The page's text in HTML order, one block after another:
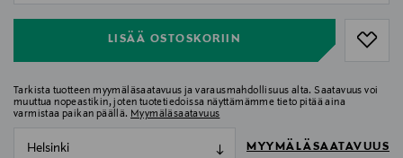
LISÄÄ OSTOSKORIIN
Tarkista tuotteen myymäläsaatavuus ja varausmahdollisuus alta. Saatavuus voi
muuttua nopeastikin, joten tuotetiedoissa näyttämämme tieto pitää aina
varmistaa paikan päällä. Myymäläsaatavuus
Helsinki MYYMÄLÄSAATAVUUS